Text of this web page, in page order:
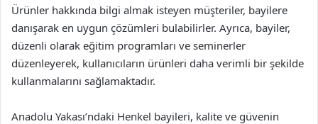
Ürünler hakkında bilgi almak isteyen müşteriler, bayilere
danışarak en uygun çözümleri bulabilirler. Ayrıca, bayiler,
düzenli olarak eğitim programları ve seminerler
düzenleyerek, kullanıcıların ürünleri daha verimli bir şekilde
kullanmalarını sağlamaktadır.
Anadolu Yakası’ndaki Henkel bayileri, kalite ve güvenin